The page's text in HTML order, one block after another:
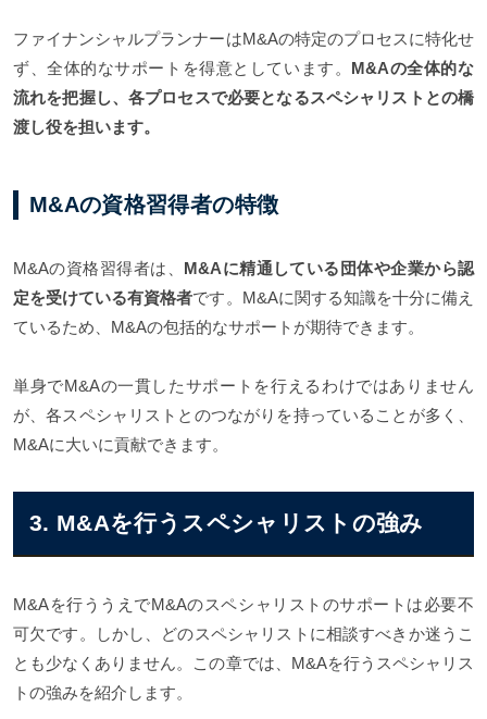
ファイナンシャルプランナーはM&Aの特定のプロセスに特化せ
ず、全体的なサポートを得意としています。 M&Aの全体的な
流れを把握し、各プロセスで必要となるスペシャリストとの橋
渡し役を担います。
M&Aの資格習得者の特徴
M&Aの資格習得者は、 M&Aに精通している団体や企業から認
定を受けている有資格者です。M&Aに関する知識を十分に備え
ているため、M&Aの包括的なサポートが期待できます。
単身でM&Aの一貫したサポートを行えるわけではありません
が、各スペシャリストとのつながりを持っていることが多く、
M&Aに大いに貢献できます。
3. M&Aを行うスペシャリストの強み
M&Aを行ううえでM&Aのスペシャリストのサポートは必要不
可欠です。しかし、どのスペシャリストに相談すべきか迷うこ
とも少なくありません。この章では、M&Aを行うスペシャリス
トの強みを紹介します。